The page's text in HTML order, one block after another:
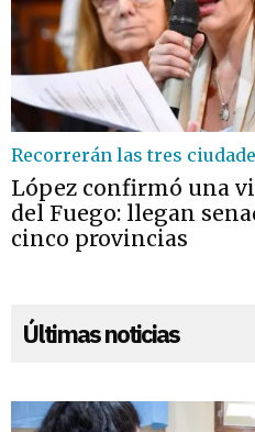
Recorrerán las tres
López confirmó una
del Fuego: llegan
cinco provincias
Últimas noticias